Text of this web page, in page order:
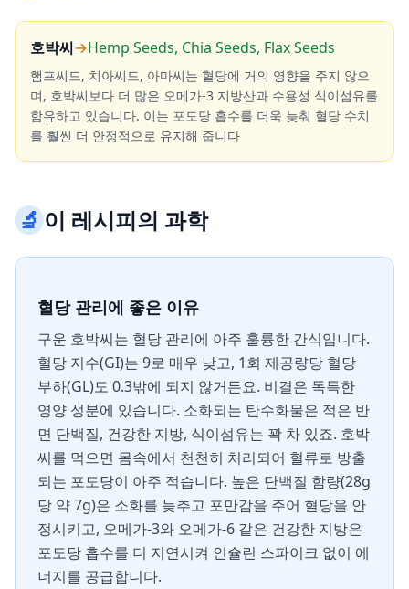
호박씨→Hemp Seeds, Chia Seeds, Flax Seeds
햄프씨드, 치아씨드, 아마씨는 혈당에 거의 영향을 주지 않으
며, 호박씨보다 더 많은 오메가-3 지방산과 수용성 식이섬유를
함유하고 있습니다. 이는 포도당 흡수를 더욱 늦춰 혈당 수치
를 훨씬 더 안정적으로 유지해 줍니다
🔬이 레시피의 과학
혈당 관리에 좋은 이유
구운 호박씨는 혈당 관리에 아주 훌륭한 간식입니다.
혈당 지수(GI)는 9로 매우 낮고, 1회 제공량당 혈당
부하(GL)도 0.3밖에 되지 않거든요. 비결은 독특한
영양 성분에 있습니다. 소화되는 탄수화물은 적은 반
면 단백질, 건강한 지방, 식이섬유는 꽉 차 있죠. 호박
씨를 먹으면 몸속에서 천천히 처리되어 혈류로 방출
되는 포도당이 아주 적습니다. 높은 단백질 함량(28g
당 약 7g)은 소화를 늦추고 포만감을 주어 혈당을 안
정시키고, 오메가-3와 오메가-6 같은 건강한 지방은
포도당 흡수를 더 지연시켜 인슐린 스파이크 없이 에
너지를 공급합니다.